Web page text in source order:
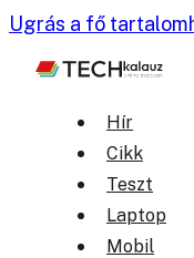
Ugrás a fő
Hír
Cikk
Teszt
Laptop
Mobil